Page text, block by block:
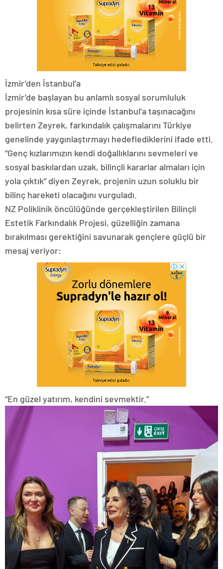
İzmir’den İstanbul’a
İzmir’de başlayan bu anlamlı sosyal sorumluluk
projesinin kısa süre içinde İstanbul’a taşınacağını
belirten Zeyrek, farkındalık çalışmalarını Türkiye
genelinde yaygınlaştırmayı hedeflediklerini ifade etti.
“Genç kızlarımızın kendi doğallıklarını sevmeleri ve
sosyal baskılardan uzak, bilinçli kararlar almaları için
yola çıktık” diyen Zeyrek, projenin uzun soluklu bir
bilinç hareketi olacağını vurguladı.
NZ Poliklinik öncülüğünde gerçekleştirilen Bilinçli
Estetik Farkındalık Projesi, güzelliğin zamana
bırakılması gerektiğini savunarak gençlere güçlü bir
mesaj veriyor:
“En güzel yatırım, kendini sevmektir.”